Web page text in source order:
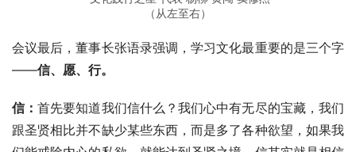
会议最后，董事长张语录强调，学习文化最重要的是三个字
信：首先要知道我们信什么？我们心中有无尽的宝藏，我们
们能戒除内心的私欲，就能达到圣贤之境。信其实就是相信
行为作用与反作用，种瓜得瓜种豆得豆，生活中的诸多不满